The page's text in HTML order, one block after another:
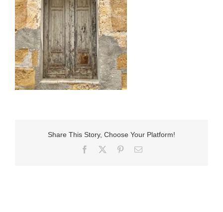
Share This Story, Choose Your Platform!
Facebook
Pinterest
E-